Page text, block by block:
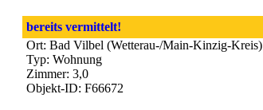
bereits vermittelt!
Ort: Bad Vilbel (Wetterau-/Main-Kinzig-Kreis)
Typ: Wohnung
Zimmer: 3,0
Objekt-ID: F66672